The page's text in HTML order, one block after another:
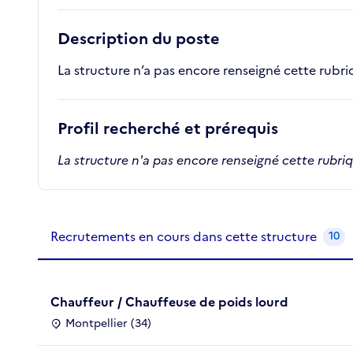
Description du poste
La structure n’a pas encore renseigné cette
Profil recherché et prérequis
La structure n'a pas encore renseigné cette
Recrutements de la structure
Recrutements en cours dans cette structure 10
Chauffeur / Chauffeuse de poids lourd
Montpellier (34)